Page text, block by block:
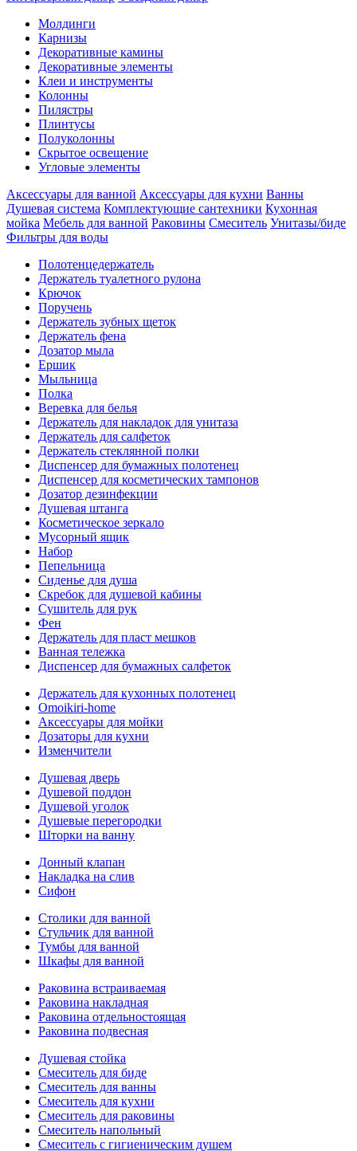
Молдинги
Карнизы
Декоративные камины
Декоративные элементы
Клеи и инструменты
Колонны
Пилястры
Плинтусы
Полуколонны
Скрытое освещение
Угловые элементы
Аксессуары для ванной Аксессуары для кухни Ванны
Душевая система Комплектующие сантехники Кухонная
мойка Мебель для ванной Раковины Смеситель Унитазы/биде
Фильтры для воды
Полотенцедержатель
Держатель туалетного рулона
Крючок
Поручень
Держатель зубных щеток
Держатель фена
Дозатор мыла
Eршик
Мыльница
Полка
Веревка для белья
Держатель для накладок для унитаза
Держатель для салфеток
Держатель стеклянной полки
Диспенсер для бумажных полотенец
Диспенсер для косметических тампонов
Дозатор дезинфекции
Душевая штанга
Косметическое зеркало
Мусорный ящик
Набор
Пепельница
Сиденье для душа
Скребок для душевой кабины
Сушитель для рук
Фен
Держатель для пласт мешков
Ванная тележка
Диспенсер для бумажных салфеток
Держатель для кухонных полотенец
Omoikiri-home
Аксессуары для мойки
Дозаторы для кухни
Изменчители
Душевая дверь
Душевой поддон
Душевой уголок
Душевые перегородки
Шторки на ванну
Донный клапан
Накладка на слив
Сифон
Столики для ванной
Стульчик для ванной
Тумбы для ванной
Шкафы для ванной
Раковина встраиваемая
Раковина накладная
Раковина отдельностоящая
Раковина подвесная
Душевая стойка
Смеситель для биде
Смеситель для ванны
Смеситель для кухни
Смеситель для раковины
Смеситель напольный
Смеситель с гигиеническим душем